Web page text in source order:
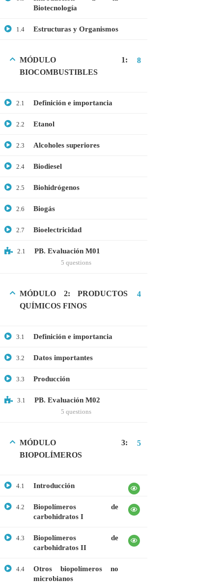
Biotecnología
1.4 Estructuras y Organismos
MÓDULO 1:
BIOCOMBUSTIBLES
8
2.1 Definición e importancia
2.2 Etanol
2.3 Alcoholes superiores
2.4 Biodiesel
2.5 Biohidrógenos
2.6 Biogás
2.7 Bioelectricidad
2.1 PB. Evaluación M01
5 questions
MÓDULO 2: PRODUCTOS
QUÍMICOS FINOS
4
3.1 Definición e importancia
3.2 Datos importantes
3.3 Producción
3.1 PB. Evaluación M02
5 questions
MÓDULO 3:
BIOPOLÍMEROS
5
4.1 Introducción
4.2
Biopolímeros de
carbohidratos I
4.3
Biopolímeros de
carbohidratos II
4.4
Otros biopolímeros no
microbianos
GRATIS
MEDICINA
PROTEÓMICA
$25.00
Webinar: Introducción a la Ingeniería
+51901763623
info@cognitaconecta.com
Bioinformática
Biología Molecular
Bioquímica
Ciencias Ambientales